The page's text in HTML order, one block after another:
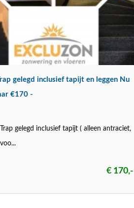
gelegd inclusief tapijt en leggen Nu
€170 -
gelegd inclusief tapijt ( alleen antraciet,
€ 170,-